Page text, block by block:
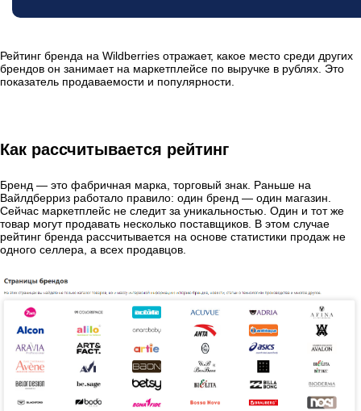
Рейтинг бренда на Wildberries отражает, какое место среди других
брендов он занимает на маркетплейсе по выручке в рублях. Это
показатель продаваемости и популярности.
Как рассчитывается рейтинг
Бренд — это фабричная марка, торговый знак. Раньше на
Вайлдберриз работало правило: один бренд — один магазин.
Сейчас маркетплейс не следит за уникальностью. Один и тот же
товар могут продавать несколько поставщиков. В этом случае
рейтинг бренда рассчитывается на основе статистики продаж не
одного селлера, а всех продавцов.